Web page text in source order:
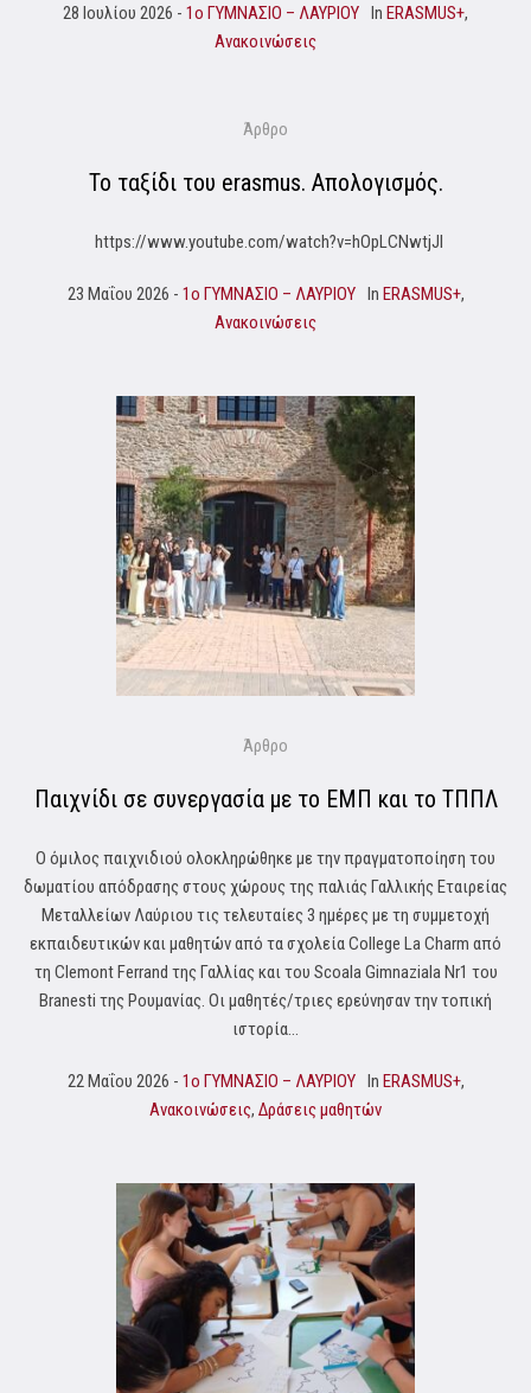
28 Ιουλίου 2026 1o ΓΥΜΝΑΣΙΟ – ΛΑΥΡΙΟΥ In ERASMUS+,
Ανακοινώσεις
Άρθρο
Το ταξίδι του erasmus. Απολογισμός.
https://www.youtube.com/watch?v=hOpLCNwtjJI
23 Μαΐου 2026 1o ΓΥΜΝΑΣΙΟ – ΛΑΥΡΙΟΥ In ERASMUS+,
Ανακοινώσεις
Άρθρο
Παιχνίδι σε συνεργασία με το ΕΜΠ και το ΤΠΠΛ
Ο όμιλος παιχνιδιού ολοκληρώθηκε με την πραγματοποίηση του
δωματίου απόδρασης στους χώρους της παλιάς Γαλλικής Εταιρείας
Μεταλλείων Λαύριου τις τελευταίες 3 ημέρες με τη συμμετοχή
εκπαιδευτικών και μαθητών από τα σχολεία College La Charm από
τη Clemont Ferrand της Γαλλίας και του Scoala Gimnaziala Nr1 του
Branesti της Ρουμανίας. Οι μαθητές/τριες ερεύνησαν την τοπική
ιστορία...
22 Μαΐου 2026 1o ΓΥΜΝΑΣΙΟ – ΛΑΥΡΙΟΥ In ERASMUS+,
Ανακοινώσεις, Δράσεις μαθητών